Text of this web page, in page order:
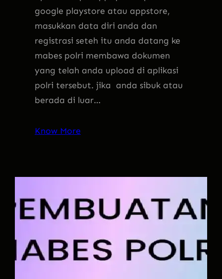
google playstore atau appstore,
masukkan data diri anda dan
registrasi seteh itu anda datang ke
mabes polri membawa dokumen
yang telah anda upload di aplikasi
polri tersebut. jika anda sibuk atau
berada di luar…
Know More